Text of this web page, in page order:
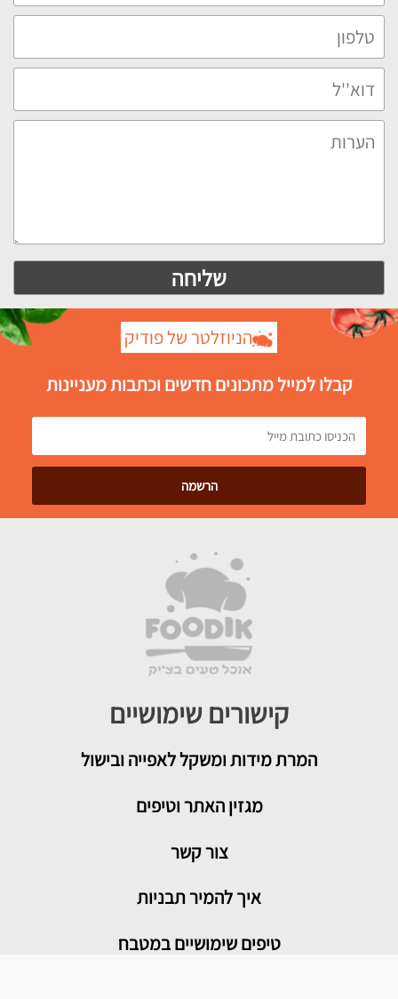
הניוזלטר של פודיק
קבלו למייל מתכונים חדשים וכתבות מעניינות
קישורים שימושיים
המרת מידות ומשקל לאפייה ובישול
מגזין האתר וטיפים
צור קשר
איך להמיר תבניות
טיפים שימושיים במטבח